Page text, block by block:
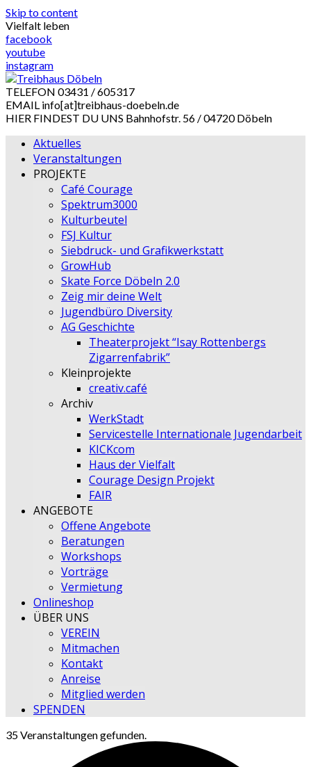
Skip to content
Vielfalt leben
facebook
youtube
instagram
TELEFON 03431 / 605317
EMAIL info[at]treibhaus-doebeln.de
HIER FINDEST DU UNS Bahnhofstr. 56 / 04720 Döbeln
Aktuelles
Veranstaltungen
PROJEKTE
Café Courage
Spektrum3000
Kulturbeutel
FSJ Kultur
Siebdruck- und Grafikwerkstatt
GrowHub
Skate Force Döbeln 2.0
Zeig mir deine Welt
Jugendbüro Diversity
AG Geschichte
Theaterprojekt “Isay Rottenbergs
Zigarrenfabrik”
Kleinprojekte
creativ.café
Archiv
WerkStadt
Servicestelle Internationale Jugendarbeit
KICKcom
Haus der Vielfalt
Courage Design Projekt
FAIR
ANGEBOTE
Offene Angebote
Beratungen
Workshops
Vorträge
Vermietung
Onlineshop
ÜBER UNS
VEREIN
Mitmachen
Kontakt
Anreise
Mitglied werden
SPENDEN
35 Veranstaltungen gefunden.